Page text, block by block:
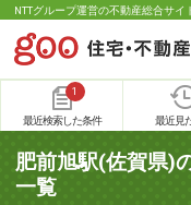
NTTグループ運営の不動産総合サイ
1
最近検索した条件 最近見
肥前旭駅(佐賀県)
一覧